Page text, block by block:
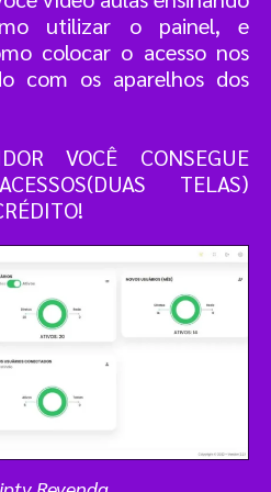
utilizar o painel, e
colocar o acesso nos
com os aparelhos dos
VOCÊ CONSEGUE
TELAS)